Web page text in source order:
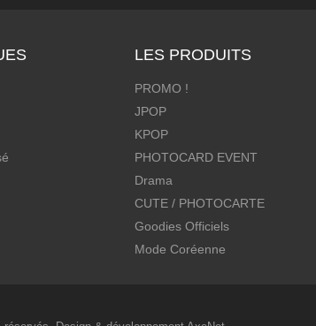
LES PRODUITS
PROMO !
JPOP
KPOP
PHOTOCARD EVENT
Drama
CUTE / PHOTOCARTE
Goodies Officiels
Mode Coréenne